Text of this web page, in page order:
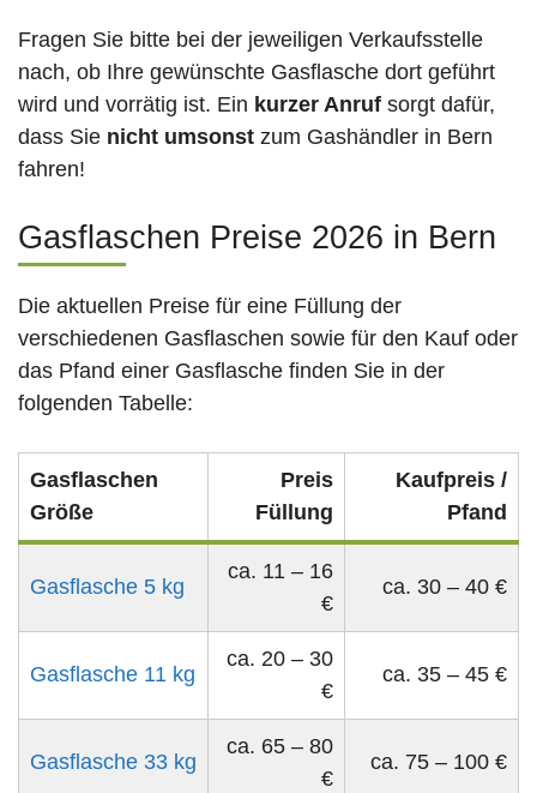
Fragen Sie bitte bei der jeweiligen Verkaufsstelle
nach, ob Ihre gewünschte Gasflasche dort geführt
wird und vorrätig ist. Ein kurzer Anruf sorgt dafür,
dass Sie nicht umsonst zum Gashändler in Bern
fahren!
Gasflaschen Preise 2026 in Bern
Die aktuellen Preise für eine Füllung der
verschiedenen Gasflaschen sowie für den Kauf oder
das Pfand einer Gasflasche finden Sie in der
folgenden Tabelle:
Gasflaschen
Größe
Preis
Füllung
Kaufpreis /
Pfand
Gasflasche 5 kg
ca. 11 – 16
€
ca. 30 – 40 €
Gasflasche 11 kg
ca. 20 – 30
€
ca. 35 – 45 €
Gasflasche 33 kg
ca. 65 – 80
€
ca. 75 – 100 €